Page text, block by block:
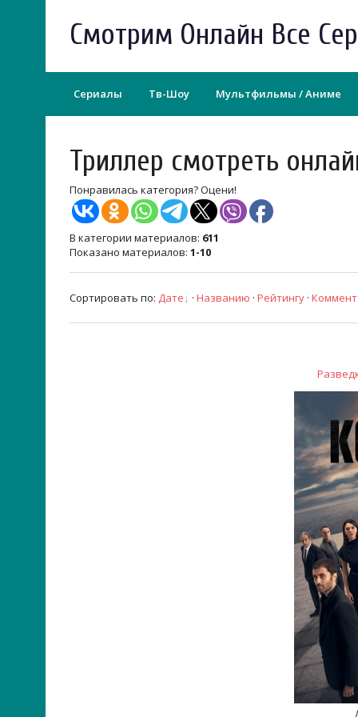
Смотрим Онлайн Все
Сериалы Тв-Шоу Мультфильмы / Аниме
Триллер смотреть
Понравилась категория? Оцени!
В категории материалов: 611
Показано материалов: 1-10
Сортировать по: Дате · Названию · Рейтингу ·